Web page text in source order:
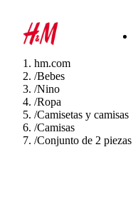
hm.com
/Bebes
/Nino
/Ropa
/Camisetas y camisas
/Camisas
/Conjunto de 2 piezas